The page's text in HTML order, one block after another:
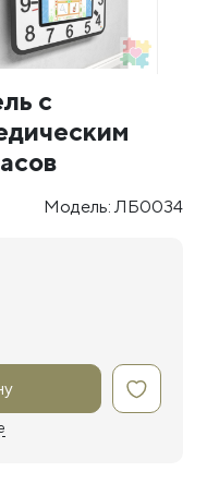
с
Модель: ЛБ0034